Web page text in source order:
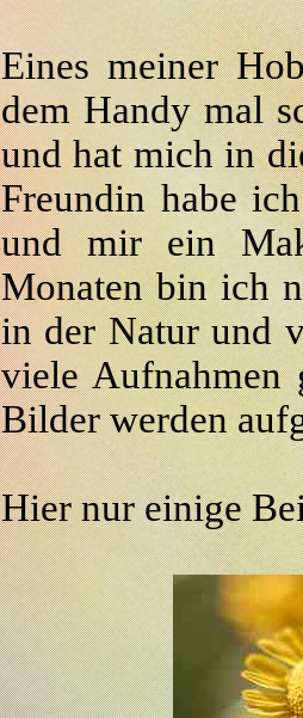
Eines meiner
dem Handy mal
und hat mich in
Freundin habe
und mir ein
Monaten bin ich
in der Natur und
viele Aufnahmen
Bilder werden
Hier nur einige